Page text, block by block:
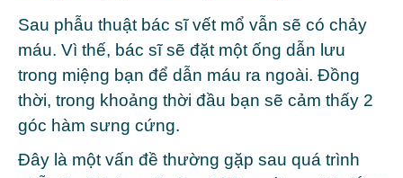
Sau phẫu thuật bác sĩ vết mổ vẫn sẽ có chảy
máu. Vì thế, bác sĩ sẽ đặt một ống dẫn lưu
trong miệng bạn để dẫn máu ra ngoài. Đồng
thời, trong khoảng thời đầu bạn sẽ cảm thấy 2
góc hàm sưng cứng.
Đây là một vấn đề thường gặp sau quá trình